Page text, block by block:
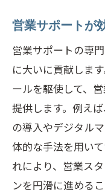
専門家の
コストパ
地域密着
コミュニ
クライア
の活用
青梅市柚木町
功の秘訣
営業サポートが
営業サポートの専
に大いに貢献しま
ールを駆使して、
提供します。例え
の導入やデジタル
体的な手法を用い
れにより、営業ス
ンを円滑に進める